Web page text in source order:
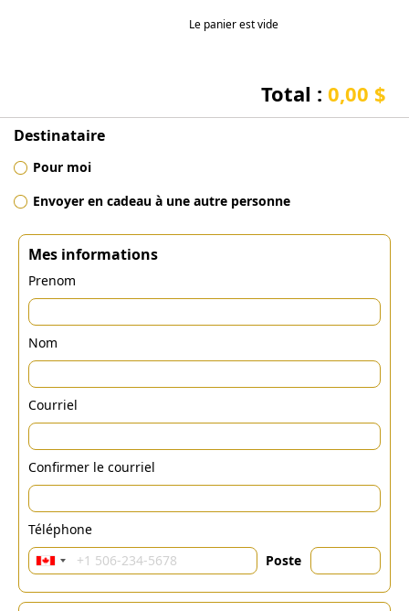
Le panier est vide
Total : 0,00 $
Destinataire
Pour moi
Envoyer en cadeau à une autre personne
Mes informations
Prenom
Nom
Courriel
Confirmer le courriel
Téléphone
Poste